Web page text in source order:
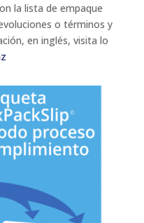
la lista de empaque
o términos y
en inglés, visita lo